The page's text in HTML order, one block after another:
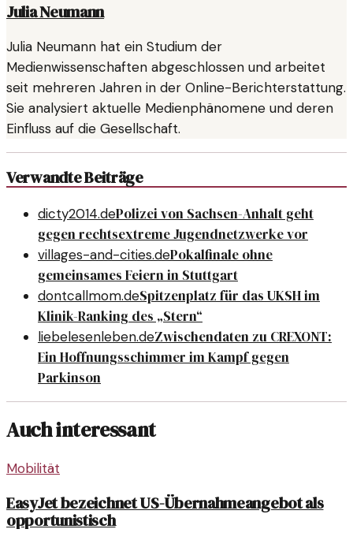
Julia Neumann
Julia Neumann hat ein Studium der
Medienwissenschaften abgeschlossen und arbeitet
seit mehreren Jahren in der Online-Berichterstattung.
Sie analysiert aktuelle Medienphänomene und deren
Einfluss auf die Gesellschaft.
Verwandte Beiträge
dicty2014.dePolizei von Sachsen-Anhalt geht
gegen rechtsextreme Jugendnetzwerke vor
villages-and-cities.dePokalfinale ohne
gemeinsames Feiern in Stuttgart
dontcallmom.deSpitzenplatz für das UKSH im
Klinik-Ranking des „Stern“
liebelesenleben.deZwischen­daten zu CREXONT:
Ein Hoffnungsschimmer im Kampf gegen
Parkinson
Auch interessant
Mobilität
EasyJet bezeichnet US-Übernahmeangebot als
opportunistisch